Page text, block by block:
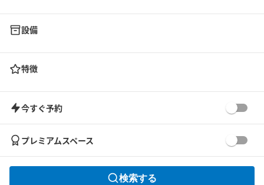
設備
特徴
今すぐ予約
プレミアムスペース
検索する